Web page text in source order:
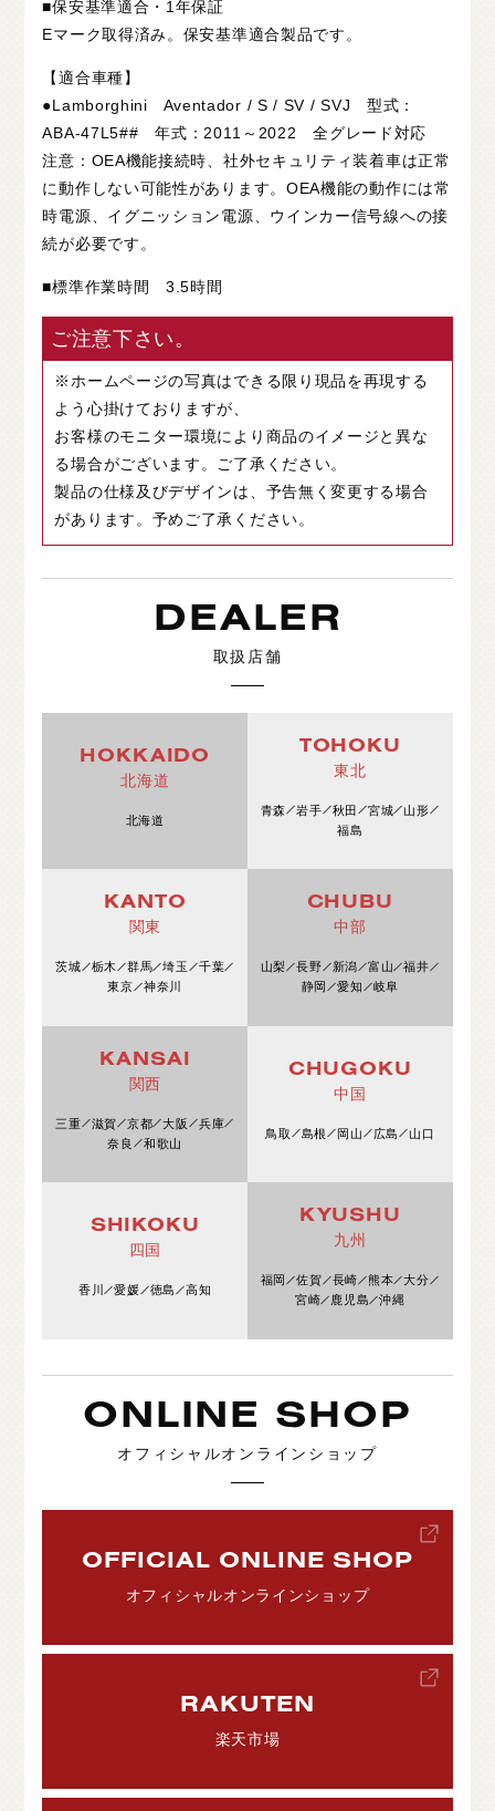
■保安基準適合・1年保証
Eマーク取得済み。保安基準適合製品です。
【適合車種】
●Lamborghini Aventador / S / SV / SVJ 型式：
ABA-47L5## 年式：2011～2022 全グレード対応
注意：OEA機能接続時、社外セキュリティ装着車は正常
に動作しない可能性があります。OEA機能の動作には常
時電源、イグニッション電源、ウインカー信号線への接
続が必要です。
■標準作業時間 3.5時間
ご注意下さい。
※ホームページの写真はできる限り現品を再現する
よう心掛けておりますが、
お客様のモニター環境により商品のイメージと異な
る場合がございます。ご了承ください。
製品の仕様及びデザインは、予告無く変更する場合
があります。予めご了承ください。
DEALER
取扱店舗
HOKKAIDO
北海道
北海道
TOHOKU
東北
青森 岩手 秋田 宮城
山形
福島
KANTO
関東
茨城 栃木 群馬 埼玉
千葉
東京
神奈川
CHUBU
中部
山梨 長野 新潟 富山
福井
静岡
愛知 岐阜
KANSAI
関西
三重 滋賀 京都 大阪
兵庫
奈良
和歌山
CHUGOKU
中国
鳥取 島根 岡山 広島 山口
SHIKOKU
四国
香川 愛媛 徳島 高知
KYUSHU
九州
福岡 佐賀 長崎 熊本
大分
宮崎
鹿児島 沖縄
ONLINE SHOP
オフィシャルオンラインショップ
OFFICIAL ONLINE SHOP
オフィシャルオンラインショップ
RAKUTEN
楽天市場